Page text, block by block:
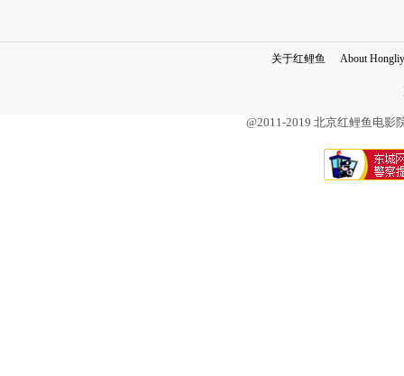
关于红鲤鱼 About
@2011-2019 北京红鲤鱼电影